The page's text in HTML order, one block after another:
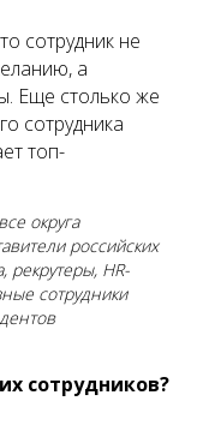
сотрудник не
а
Еще столько же
сотрудника
топ-
округа
российских
рекрутеры, HR-
сотрудники
сотрудников?